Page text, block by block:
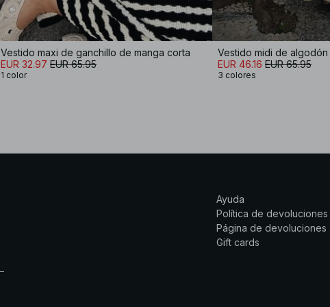
Vestido maxi de ganchillo de manga corta
EUR 32.97 EUR 65.95
1 color
EUR 46.16 EUR 65.95
3 colores
Ayuda
Política de devoluciones
Página de devoluciones
Gift cards